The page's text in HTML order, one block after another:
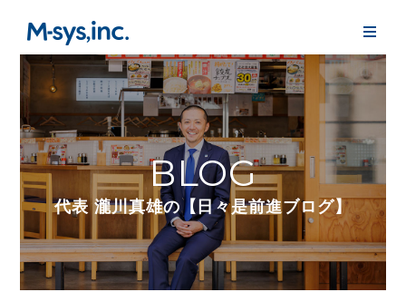
BLOG
代表 瀧川真雄の【日々是前進ブログ】